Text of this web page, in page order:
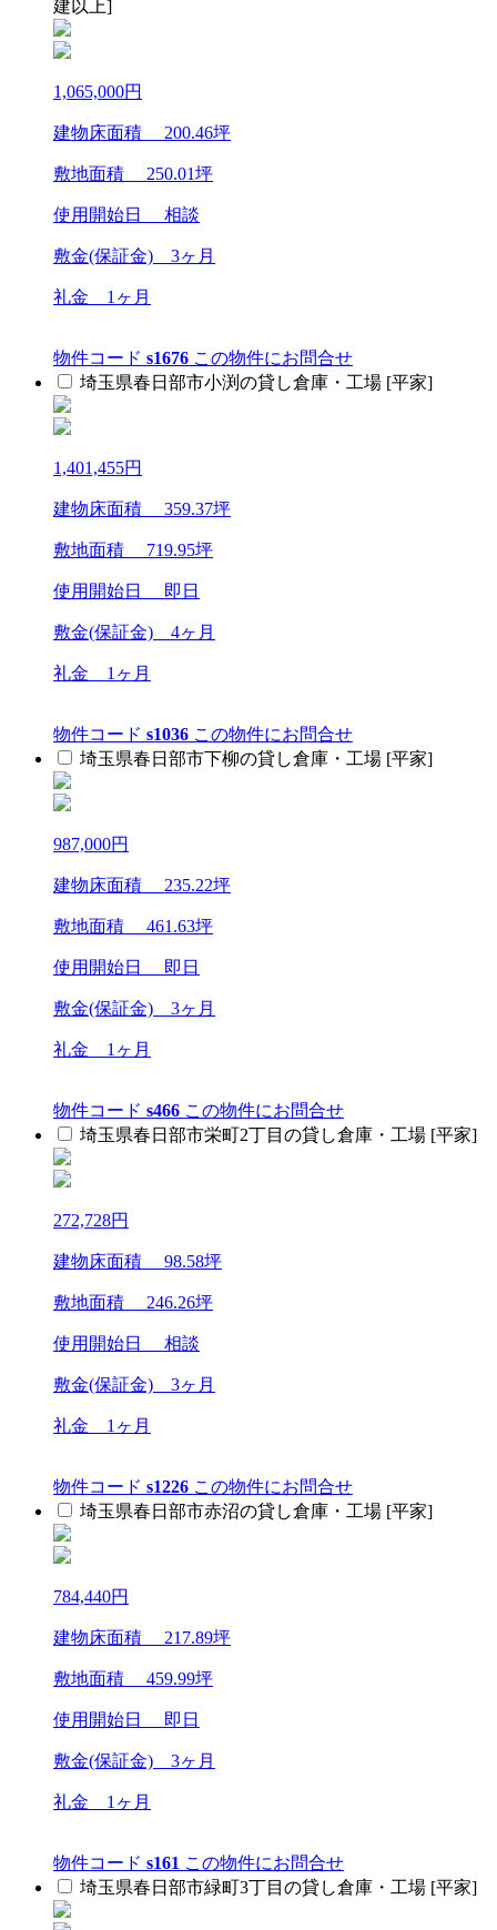
建以上]
1,065,000円
建物床面積 200.46坪
敷地面積 250.01坪
使用開始日 相談
敷金(保証金) 3ヶ月
礼金 1ヶ月
物件コード s1676 この物件にお問合せ
埼玉県春日部市小渕の貸し倉庫・工場 [平家]
1,401,455円
建物床面積 359.37坪
敷地面積 719.95坪
使用開始日 即日
敷金(保証金) 4ヶ月
礼金 1ヶ月
物件コード s1036 この物件にお問合せ
埼玉県春日部市下柳の貸し倉庫・工場 [平家]
987,000円
建物床面積 235.22坪
敷地面積 461.63坪
使用開始日 即日
敷金(保証金) 3ヶ月
礼金 1ヶ月
物件コード s466 この物件にお問合せ
埼玉県春日部市栄町2丁目の貸し倉庫・工場 [平家]
272,728円
建物床面積 98.58坪
敷地面積 246.26坪
使用開始日 相談
敷金(保証金) 3ヶ月
礼金 1ヶ月
物件コード s1226 この物件にお問合せ
埼玉県春日部市赤沼の貸し倉庫・工場 [平家]
784,440円
建物床面積 217.89坪
敷地面積 459.99坪
使用開始日 即日
敷金(保証金) 3ヶ月
礼金 1ヶ月
物件コード s161 この物件にお問合せ
埼玉県春日部市緑町3丁目の貸し倉庫・工場 [平家]